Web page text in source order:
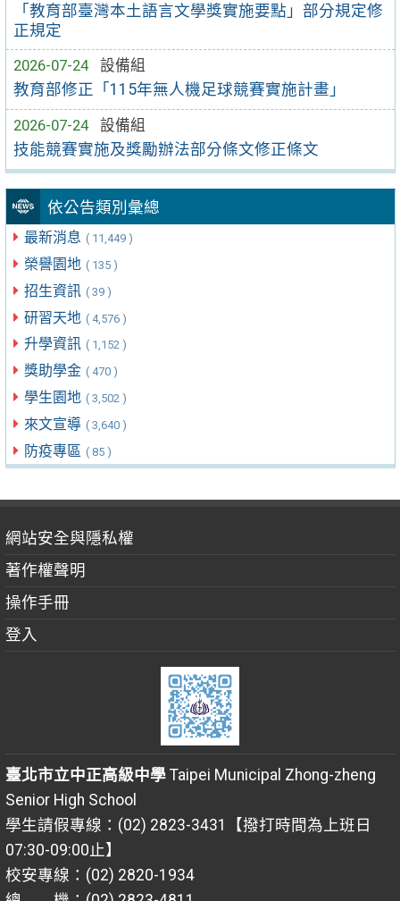
「教育部臺灣本土語言文學獎實施要點」部分規定修
正規定
2026-07-24
設備組
教育部修正「115年無人機足球競賽實施計畫」
2026-07-24
設備組
技能競賽實施及獎勵辦法部分條文修正條文
依公告類別彙總
最新消息 ( 11,449 )
榮譽園地 ( 135 )
招生資訊 ( 39 )
研習天地 ( 4,576 )
升學資訊 ( 1,152 )
獎助學金 ( 470 )
學生園地 ( 3,502 )
來文宣導 ( 3,640 )
防疫專區 ( 85 )
網站安全與隱私權
著作權聲明
操作手冊
登入
臺北市立中正高級中學Taipei Municipal Zhong-zheng
Senior High School
學生請假專線：(02) 2823-3431【撥打時間為上班日
07:30-09:00止】
校安專線：(02) 2820-1934